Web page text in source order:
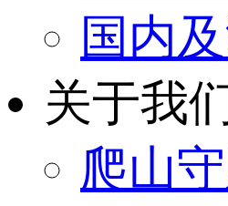
国内
关于我
爬山